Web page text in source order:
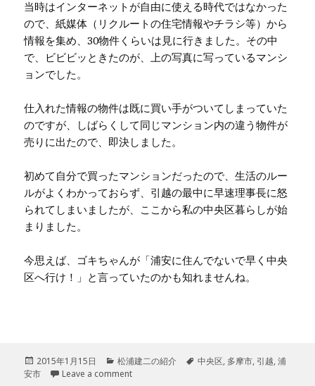
当時はインターネットが自由に使える時代ではなかった
ので、紙媒体（リクルートの住宅情報やチラシ等）から
情報を集め、30物件くらいは見に行きました。その中
で、ビビビッときたのが、上の写真に写っているマンシ
ョンでした。
仕入れた情報の物件は既に買い手がついてしまっていた
のですが、しばらくして同じマンション内の違う物件が
売りに出たので、即決しました。
初めて自分で買ったマンションだったので、生活のルー
ルがよくわかっておらず、引越の最中に早速理事長に怒
られてしまいましたが、ここから私の中央区暮らしが始
まりました。
今思えば、ゴキちゃんが「浦安に住んでないで早く中央
区へ行け！」と言っていたのかも知れませんね。
投
稿
2015年1月15日
カ
テ
松浦建二の紹介
タ
中央区, 多摩市, 引越,浦
安市
Leave a comment